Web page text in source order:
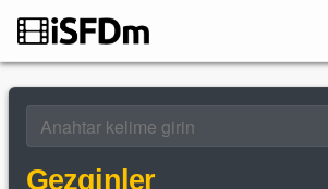
Gezginler